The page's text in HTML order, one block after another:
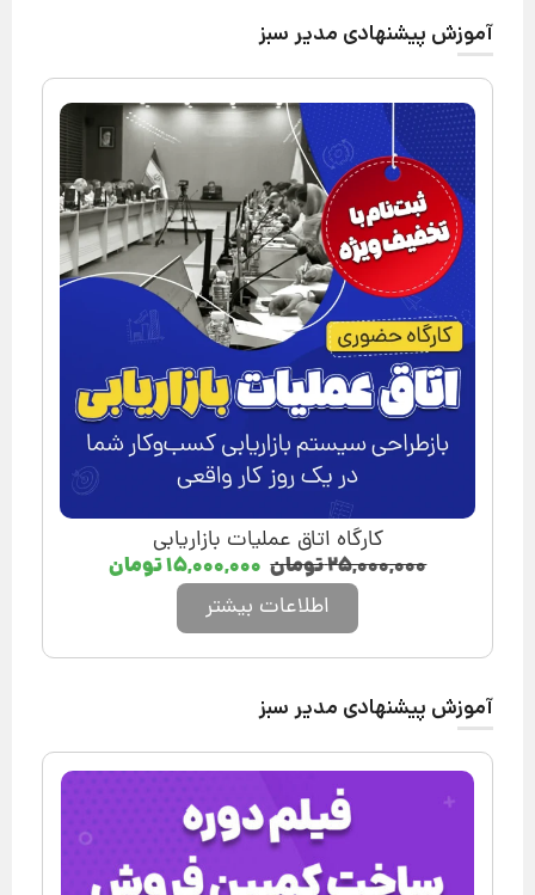
آموزش پیشنهادی مدیر سبز
کارگاه اتاق عملیات بازاریابی
۲۵,۰۰۰,۰۰۰تومان ۱۵,۰۰۰,۰۰۰تومان
اطلاعات بیشتر
آموزش پیشنهادی مدیر سبز